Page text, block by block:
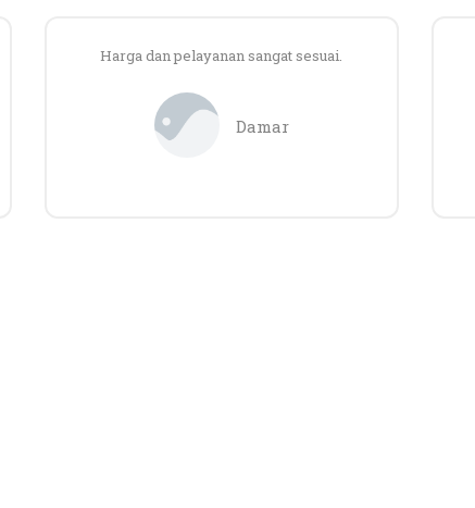
Harga dan pelayanan sangat sesuai.
Damar